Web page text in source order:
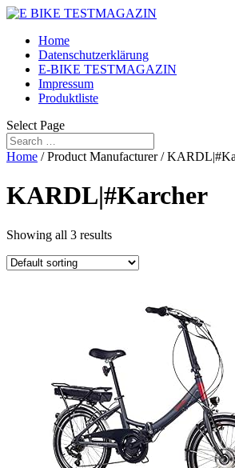
Home
Datenschutzerklärung
E-BIKE TESTMAGAZIN
Impressum
Produktliste
Select Page
Home / Product Manufacturer /
KARDL|#Karcher
Showing all 3 results